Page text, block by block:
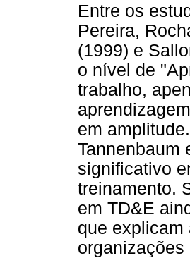
Entre os
Pereira,
(1999) e
o nível de
trabalho,
em
Tannenbaum
significativo
treinamento.
em TD&E
que explicam
organizações